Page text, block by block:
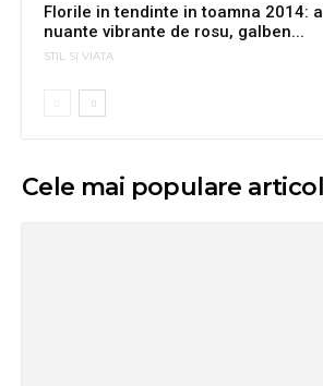
Florile in tendinte in toamna 2014:
nuante vibrante de rosu, galben...
STIL SI VIATA
Cele mai populare